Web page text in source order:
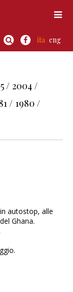
ita eng
/ 2004 /
/ 1980 /
autostop, alle
Ghana.